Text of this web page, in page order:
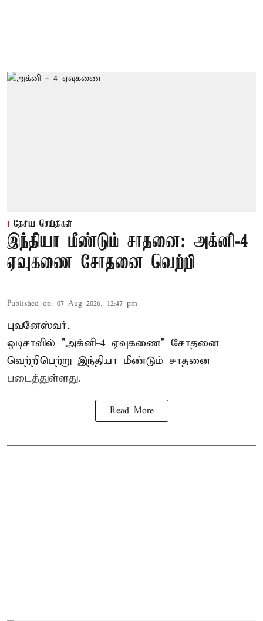
தேசிய செய்திகள்
இந்தியா மீண்டும் சாதனை: அக்னி-4
ஏவுகணை சோதனை வெற்றி
Published on: 07 Aug 2026, 12:47 pm
புவனேஸ்வர்,
ஒடிசாவில் "அக்னி-4 ஏவுகணை" சோதனை
வெற்றிபெற்று இந்தியா மீண்டும் சாதனை
படைத்துள்ளது.
Read More